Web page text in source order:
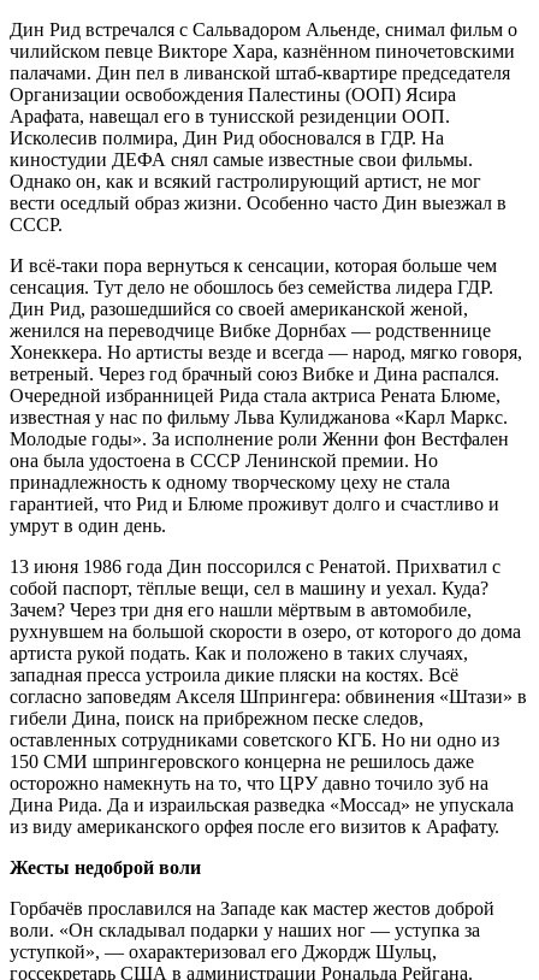
Дин Рид встречался с Сальвадором Альенде, снимал фильм о
чилийском певце Викторе Хара, казнённом пиночетовскими
палачами. Дин пел в ливанской штаб-квартире председателя
Организации освобождения Палестины (ООП) Ясира
Арафата, навещал его в тунисской резиденции ООП.
Исколесив полмира, Дин Рид обосновался в ГДР. На
киностудии ДЕФА снял самые известные свои фильмы.
Однако он, как и всякий гастролирующий артист, не мог
вести оседлый образ жизни. Особенно часто Дин выезжал в
СССР.
И всё-таки пора вернуться к сенсации, которая больше чем
сенсация. Тут дело не обошлось без семейства лидера ГДР.
Дин Рид, разошедшийся со своей американской женой,
женился на переводчице Вибке Дорнбах — родственнице
Хонеккера. Но артисты везде и всегда — народ, мягко говоря,
ветреный. Через год брачный союз Вибке и Дина распался.
Очередной избранницей Рида стала актриса Рената Блюме,
известная у нас по фильму Льва Кулиджанова «Карл Маркс.
Молодые годы». За исполнение роли Женни фон Вестфален
она была удостоена в СССР Ленинской премии. Но
принадлежность к одному творческому цеху не стала
гарантией, что Рид и Блюме проживут долго и счастливо и
умрут в один день.
13 июня 1986 года Дин поссорился с Ренатой. Прихватил с
собой паспорт, тёплые вещи, сел в машину и уехал. Куда?
Зачем? Через три дня его нашли мёртвым в автомобиле,
рухнувшем на большой скорости в озеро, от которого до дома
артиста рукой подать. Как и положено в таких случаях,
западная пресса устроила дикие пляски на костях. Всё
согласно заповедям Акселя Шпрингера: обвинения «Штази» в
гибели Дина, поиск на прибрежном песке следов,
оставленных сотрудниками советского КГБ. Но ни одно из
150 СМИ шпрингеровского концерна не решилось даже
осторожно намекнуть на то, что ЦРУ давно точило зуб на
Дина Рида. Да и израильская разведка «Моссад» не упускала
из виду американского орфея после его визитов к Арафату.
Жесты недоброй воли
Горбачёв прославился на Западе как мастер жестов доброй
воли. «Он складывал подарки у наших ног — уступка за
уступкой», — охарактеризовал его Джордж Шульц,
госсекретарь США в администрации Рональда Рейгана.